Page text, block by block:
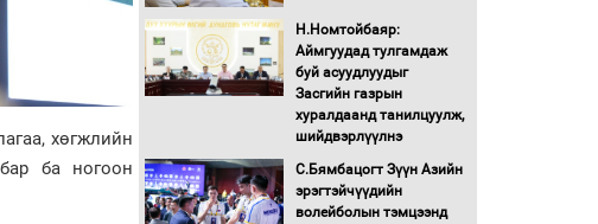
хөгжлийн
ба ногоон
Н.Номтойбаяр:
Аймгуудад тулгамдаж
буй асуудлуудыг
Засгийн газрын
хуралдаанд танилцуулж,
шийдвэрлүүлнэ
С.Бямбацогт Зүүн Азийн
эрэгтэйчүүдийн
волейболын тэмцээнд